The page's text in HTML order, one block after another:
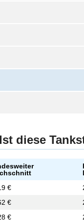
diese
€
€
€